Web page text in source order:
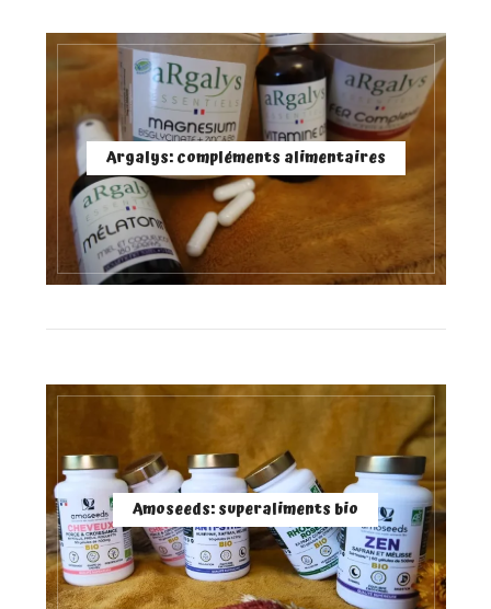
Argalys: compléments alimentaires
Amoseeds: superaliments bio